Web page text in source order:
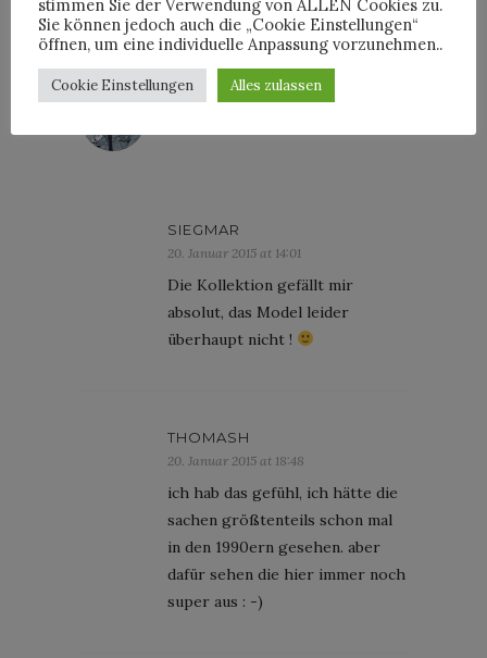
HORST
SIEGMAR
20. Januar 2015 at 14:01
Die Kollektion gefällt mir
absolut, das Model leider
überhaupt nicht !
THOMASH
20. Januar 2015 at 18:48
ich hab das gefühl, ich hätte die
sachen größtenteils schon mal
in den 1990ern gesehen. aber
dafür sehen die hier immer noch
super aus : -)
stimmen Sie der Verwendung von ALLEN Cookies zu.
Sie können jedoch auch die „Cookie Einstellungen“
öffnen, um eine individuelle Anpassung vorzunehmen..
Cookie Einstellungen Alles zulassen